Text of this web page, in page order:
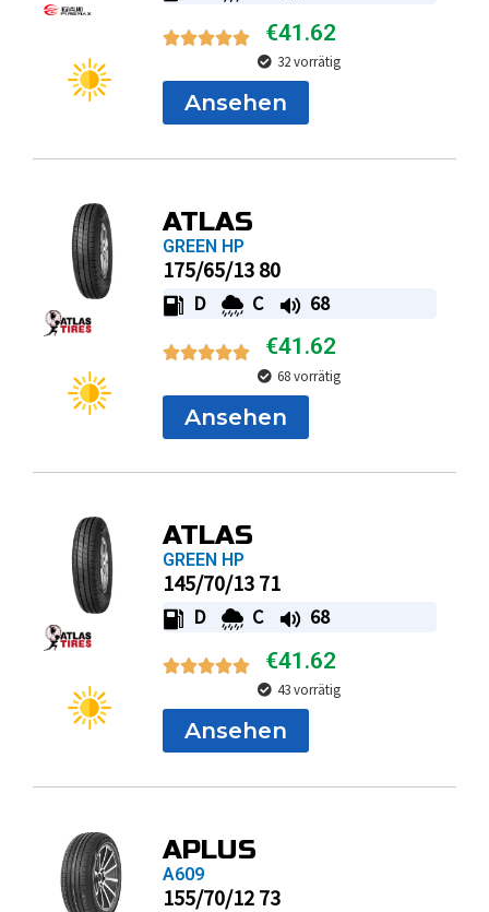
€41.62
32 vorrätig
Ansehen
ATLAS
GREEN HP
175/65/13 80
D C 68
€41.62
68 vorrätig
Ansehen
ATLAS
GREEN HP
145/70/13 71
D C 68
€41.62
43 vorrätig
Ansehen
APLUS
A609
155/70/12 73